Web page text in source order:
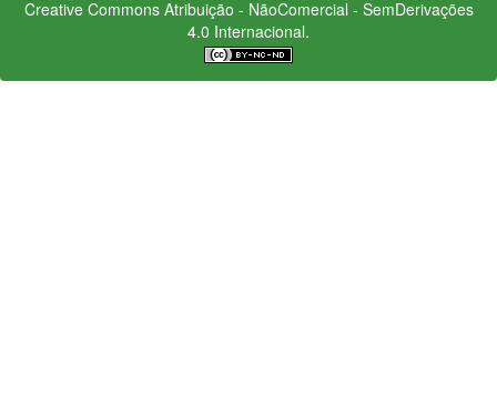
Creative CommonsAtribuição - NãoComercial - SemDerivações
4.0 Internacional.